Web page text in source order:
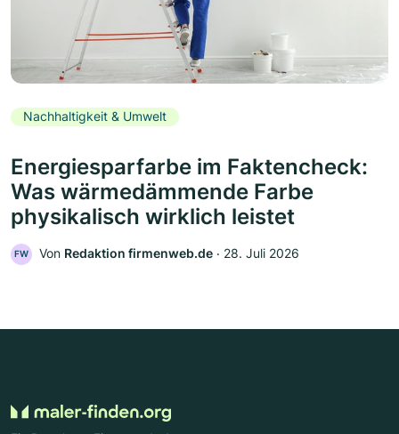
Nachhaltigkeit & Umwelt
Energiesparfarbe im Faktencheck:
Was wärmedämmende Farbe
physikalisch wirklich leistet
FW Von Redaktion firmenweb.de ‧ 28. Juli 2026